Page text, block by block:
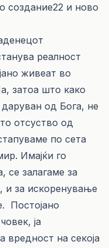
создание22 и ново
реалност
живеат во
затоа што како
од Бога, не
отсуство од
по сета
Имајќи го
се залагаме за
и за искоренување
Постојано
ја
вредност на секоја